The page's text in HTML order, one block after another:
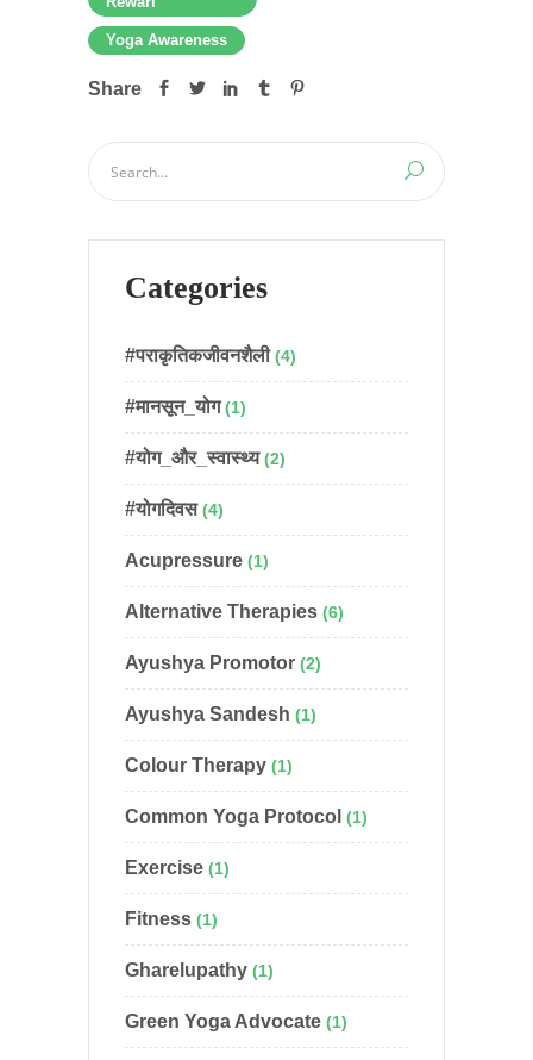
Yoga Awareness
Share
Categories
#पराकृतिकजीवनशैली(4)
#मानसून_योग(1)
#योग_और_स्वास्थ्य(2)
#योगदिवस(4)
Acupressure (1)
Alternative Therapies (6)
Ayushya Promotor (2)
Ayushya Sandesh (1)
Colour Therapy (1)
Common Yoga Protocol (1)
Exercise (1)
Fitness (1)
Gharelupathy (1)
Green Yoga Advocate (1)